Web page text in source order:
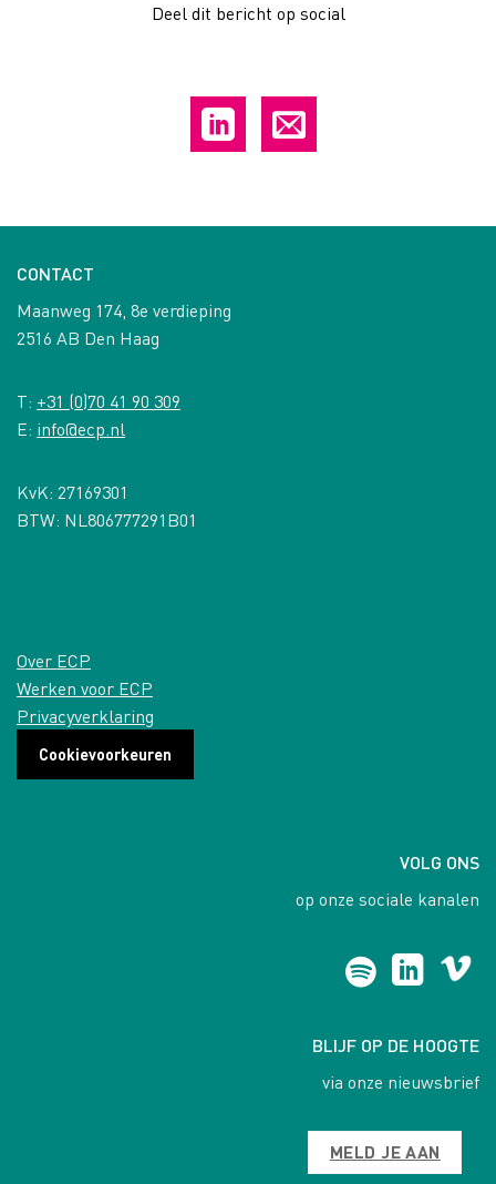
Deel dit bericht op social
CONTACT
Maanweg 174, 8e verdieping
2516 AB Den Haag
T: +31 (0)70 41 90 309
E: info@ecp.nl
KvK: 27169301
BTW: NL806777291B01
Over ECP
Werken voor ECP
Privacyverklaring
Cookievoorkeuren
VOLG ONS
op onze sociale kanalen
BLIJF OP DE HOOGTE
via onze nieuwsbrief
MELD JE AAN